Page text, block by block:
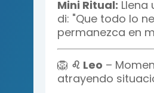
Mini Ritual:
di: "Que todo lo
permanezca en
🦁 ♌ Leo –
atrayendo